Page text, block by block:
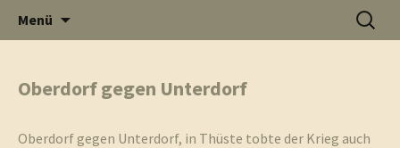
Thüste im
Menü
Suchen
nach:
Oberdorf gegen Unterdorf
Oberdorf gegen Unterdorf, in Thüste tobte der Krieg auch